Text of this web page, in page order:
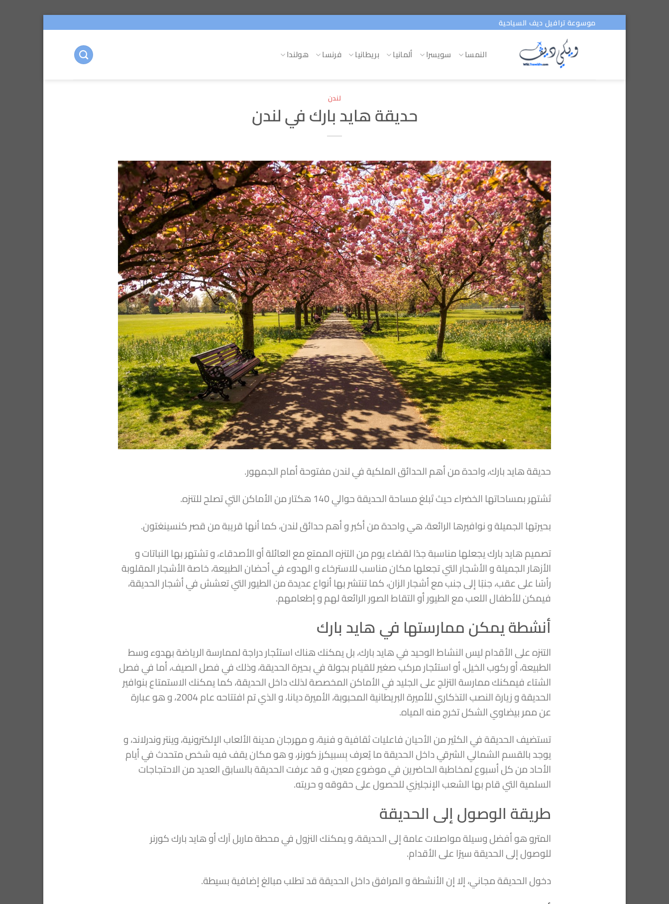
موسوعة ترافيل ديف السياحية
النمسا سويسرا ألمانيا بريطانيا فرنسا هولندا
لندن
حديقة هايد بارك في لندن
حديقة هايد بارك، واحدة من أهم الحدائق الملكية في لندن مفتوحة أمام الجمهور.
تَشتهر بمساحاتها الخضراء حيث تَبلغ مساحة الحديقة حوالي 140 هكتار من الأماكن التي تصلح للتنزه.
بحيرتها الجميلة و نوافيرها الرائعة، هي واحدة من أكبر و أهم حدائق لندن، كما أنها قريبة من قصر كنسينغتون.
تصميم هايد بارك يجعلها مناسبة جدًا لقضاء يوم من التنزه الممتع مع العائلة أو الأصدقاء، و تشتهر بها النباتات و
الأزهار الجميلة و الأشجار التي تجعلها مكان مناسب للاسترخاء و الهدوء في أحضان الطبيعة، خاصة الأشجار المقلوبة
رأسًا على عقب، جنبًا إلى جنب مع أشجار الزان، كما تنتشر بها أنواع عديدة من الطيور التي تعشش في أشجار الحديقة،
فيمكن للأطفال اللعب مع الطيور أو التقاط الصور الرائعة لهم و إطعامهم.
أنشطة يمكن ممارستها في هايد بارك
التنزه على الأقدام ليس النشاط الوحيد في هايد بارك، بل يمكنك هناك استئجار دراجة لممارسة الرياضة بهدوء وسط
الطبيعة، أو ركوب الخيل، أو استئجار مركب صغير للقيام بجولة في بحيرة الحديقة، وذلك في فصل الصيف، أما في فصل
الشتاء فيمكنك ممارسة التزلج على الجليد في الأماكن المخصصة لذلك داخل الحديقة، كما يمكنك الاستمتاع بنوافير
الحديقة و زيارة النصب التذكاري للأميرة البريطانية المحبوبة، الأميرة ديانا، و الذي تم افتتاحه عام 2004، و هو عبارة
عن ممر بيضاوي الشكل تخرج منه المياه.
تستضيف الحديقة في الكثير من الأحيان فاعليات ثقافية و فنية، و مهرجان مدينة الألعاب الإلكترونية، وينتر وندرلاند، و
يوجد بالقسم الشمالي الشرقي داخل الحديقة ما يُعرف بِسبيكرز كورنر، و هو مكان يقف فيه شخص متحدث في أيام
الأحاد من كل أسبوع لمخاطبة الحاضرين في موضوع معين، و قد عرفت الحديقة بالسابق العديد من الاحتجاجات
السلمية التي قام بها الشعب الإنجليزي للحصول على حقوقه و حريته.
طريقة الوصول إلى الحديقة
المترو هو أفضل وسيلة مواصلات عامة إلى الحديقة، و يمكنك النزول في محطة ماربل آرك أو هايد بارك كورنر
للوصول إلى الحديقة سيرًا على الأقدام.
دخول الحديقة مجاني، إلا إن الأنشطة و المرافق داخل الحديقة قد تطلب مبالغ إضافية بسيطة.